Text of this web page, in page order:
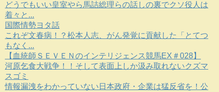
どうでもいい皇室やら馬詰総理らの話しの裏でクソ役人は
着々と...
国際情勢ヨタ話
これぞ文春病！？松本人志、がん発覚に貢献した「とてつ
もなく...
【血統師ＳＥＶＥＮのインテリジェンス競馬EX＃028】
河原乞食大戦争！！そして表面上しか汲み取れないクズマ
スゴミ
情報漏洩をわかっていない日本政府・企業は猛反省を！公